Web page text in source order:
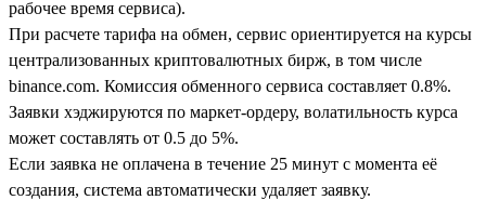
рабочее время сервиса).
При расчете тарифа на обмен, сервис ориентируется на курсы
централизованных криптовалютных бирж, в том числе
binance.com. Комиссия обменного сервиса составляет 0.8%.
Заявки хэджируются по маркет-ордеру, волатильность курса
может составлять от 0.5 до 5%.
Если заявка не оплачена в течение 25 минут с момента её
создания, система автоматически удаляет заявку.